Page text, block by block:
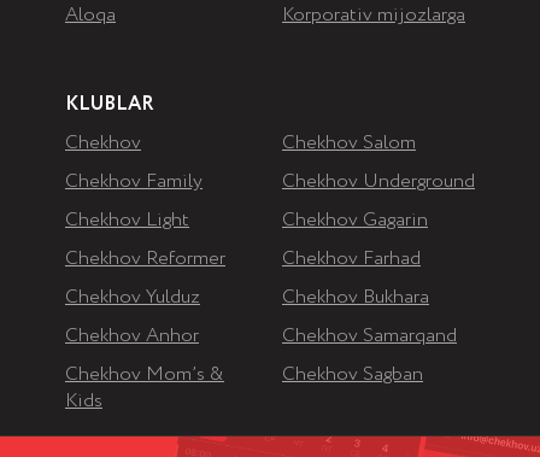
Korporativ mijozlarga
Aloqa
KLUBLAR
Chekhov
Chekhov Anhor
Chekhov Family
Chekhov Light
Chekhov Salom
Chekhov Reformer
Chekhov Underground
Chekhov Sagban
Chekhov Yulduz
Chekhov Gagarin
Chekhov Mom’s &
Kids
Chekhov Farhad
Chekhov Bukhara
Chekhov Samarqand